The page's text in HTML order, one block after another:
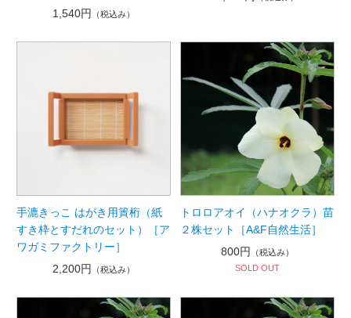
1,540円 （税込み）
手漉きっこ はがき用簀桁（紙
すき枠とすだれのセット）［ア
ワガミファクトリー］
2,200円
（税込み）
トロロアオイ（ハナオクラ）苗
２株セット［A&F自然生活］
800円
（税込み）
SOLD OUT